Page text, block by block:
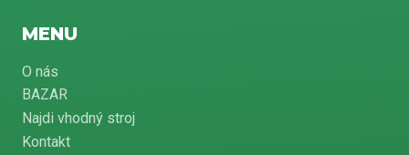
MENU
O nás
BAZAR
Najdi vhodný stroj
Kontakt